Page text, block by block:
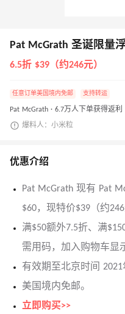
Pat McGrath 圣诞限量
6.5折 $39（约246元）
任意订单美国境内免邮 支持转运
Pat McGrath · 6.7万人下单获得返利
爆料人：小米粒
优惠介绍
Pat McGrath 现有 Pat
$60，现特价$39（约246
满$50额外7.5折、满
需用码，加入购物车显
有效期至北京时间 2021
美国境内免邮。
立即购买>>